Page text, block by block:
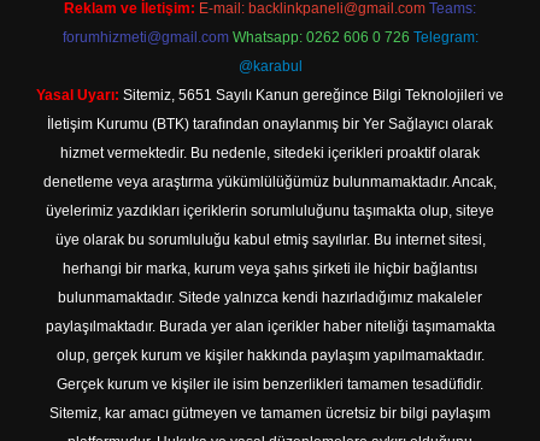
Reklam ve İletişim: E-mail: backlinkpaneli@gmail.com Teams:
forumhizmeti@gmail.com Whatsapp: 0262 606 0 726 Telegram:
@karabul
Yasal Uyarı: Sitemiz, 5651 Sayılı Kanun gereğince Bilgi Teknolojileri ve
İletişim Kurumu (BTK) tarafından onaylanmış bir Yer Sağlayıcı olarak
hizmet vermektedir. Bu nedenle, sitedeki içerikleri proaktif olarak
denetleme veya araştırma yükümlülüğümüz bulunmamaktadır. Ancak,
üyelerimiz yazdıkları içeriklerin sorumluluğunu taşımakta olup, siteye
üye olarak bu sorumluluğu kabul etmiş sayılırlar. Bu internet sitesi,
herhangi bir marka, kurum veya şahıs şirketi ile hiçbir bağlantısı
bulunmamaktadır. Sitede yalnızca kendi hazırladığımız makaleler
paylaşılmaktadır. Burada yer alan içerikler haber niteliği taşımamakta
olup, gerçek kurum ve kişiler hakkında paylaşım yapılmamaktadır.
Gerçek kurum ve kişiler ile isim benzerlikleri tamamen tesadüfidir.
Sitemiz, kar amacı gütmeyen ve tamamen ücretsiz bir bilgi paylaşım